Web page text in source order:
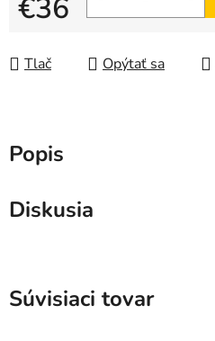
€36
Tlač Opýtať sa
Popis
Diskusia
Súvisiaci tovar